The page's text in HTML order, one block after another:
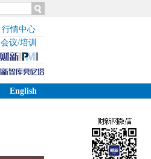
行情中心
会议/培训
English